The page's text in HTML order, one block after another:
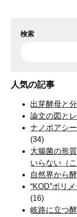
検索
人気の記事
出芽酵母と
論文の図と
ナノポアシ
(34)
大腸菌の形
いらない（
自然界から
“KOD”ポリ
(16)
岐路に立つ